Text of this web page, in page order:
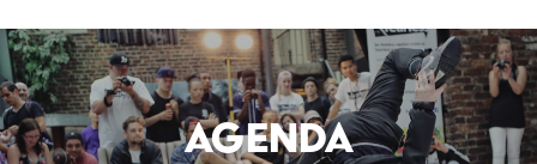
to
main
content
AGENDA